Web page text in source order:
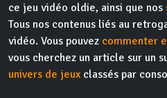
ce jeu vidéo oldie, ainsi que nos
Tous nos contenus liés au
vidéo. Vous pouvez commenter
vous cherchez un article sur un
univers de jeux classés par